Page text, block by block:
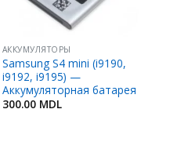
АККУМУЛЯТОРЫ
Samsung S4 mini (i9190,
i9192, i9195) —
Аккумуляторная батарея
300.00 MDL